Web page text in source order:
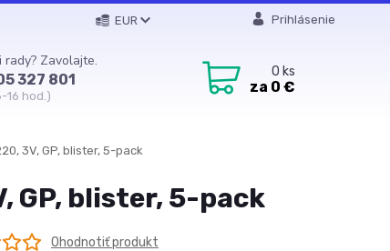
EUR Prihlásenie
rady? Zavolajte.
327 801
16 hod.)
0 ks
za 0 €
3V, GP, blister, 5-pack
GP, blister, 5-pack
Ohodnotiť produkt